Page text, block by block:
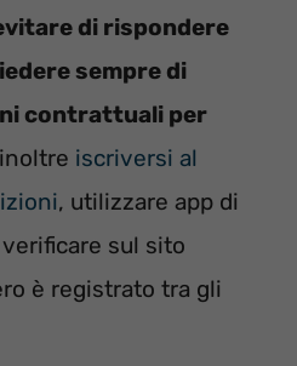
di rispondere
sempre di
contrattuali per
iscriversi al
, utilizzare app di
sul sito
è registrato tra gli